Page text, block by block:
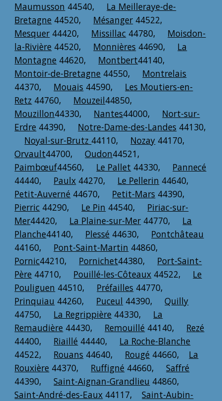
Maumusson 44540, La Meilleraye-de-
Bretagne 44520, Mésanger 44522,
Mesquer 44420, Missillac 44780, Moisdon-
la-Rivière 44520, Monnières 44690, La
Montagne 44620, Montbert44140,
Montoir-de-Bretagne 44550, Montrelais
44370, Mouais 44590, Les Moutiers-en-
Retz 44760, Mouzeil44850,
Mouzillon44330, Nantes44000, Nort-sur-
Erdre 44390, Notre-Dame-des-Landes 44130,
Noyal-sur-Brutz 44110, Nozay 44170,
Orvault44700,Oudon44521,
Paimbœuf44560, Le Pallet 44330, Pannecé
44440, Paulx 44270, Le Pellerin 44640,
Petit-Auverné 44670, Petit-Mars 44390,
Pierric 44290, Le Pin 44540, Piriac-sur-
Mer44420, La Plaine-sur-Mer 44770, La
Planche44140, Plessé 44630, Pontchâteau
44160, Pont-Saint-Martin 44860,
Pornic44210, Pornichet44380, Port-Saint-
Père 44710, Pouillé-les-Côteaux 44522, Le
Pouliguen 44510, Préfailles 44770,
Prinquiau 44260, Puceul 44390,Quilly
44750, La Regrippière 44330, La
Remaudière 44430, Remouillé 44140, Rezé
44400, Riaillé 44440, La Roche-Blanche
44522, Rouans 44640, Rougé 44660, La
Rouxière 44370, Ruffigné 44660,Saffré
44390,Saint-Aignan-Grandlieu 44860,
Saint-André-des-Eaux 44117,Saint-Aubin-